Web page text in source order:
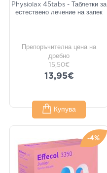
Physiolax 45tabs - Таблетки за
естествено лечение на запек
Препоръчителна цена на
дребно
15,50€
13,95€
Купува
-4%